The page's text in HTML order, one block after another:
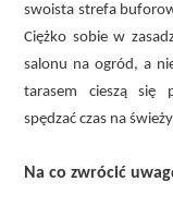
swoista strefa
Ciężko sobie w
salonu na ogród, a
tarasem cieszą się
spędzać czas na
Na co zwrócić